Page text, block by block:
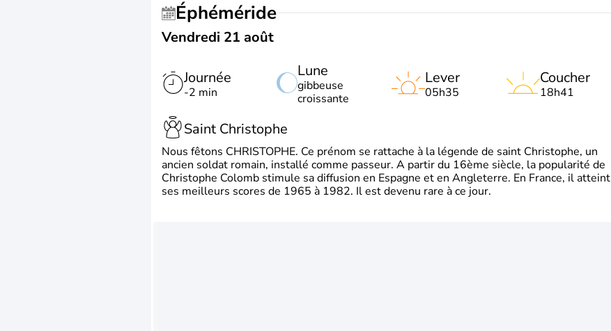
Éphéméride
Vendredi 21 août
Journée
-2 min
Lune
gibbeuse
croissante
Lever
05h35
Coucher
18h41
Saint Christophe
Nous fêtons CHRISTOPHE. Ce prénom se rattache à la légende de saint Christophe, un
ancien soldat romain, installé comme passeur. A partir du 16ème siècle, la popularité de
Christophe Colomb stimule sa diffusion en Espagne et en Angleterre. En France, il atteint
ses meilleurs scores de 1965 à 1982. Il est devenu rare à ce jour.